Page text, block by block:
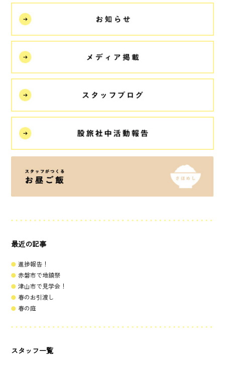
最近の記事
進捗報告！
赤磐市で地鎮祭
津山市で見学会！
春のお引渡し
春の庭
スタッフ一覧